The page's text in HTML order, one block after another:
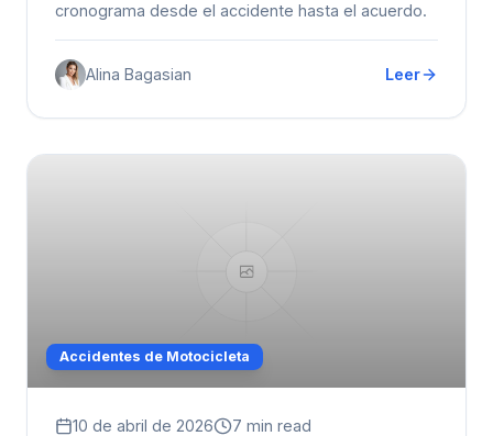
cronograma desde el accidente hasta el acuerdo.
Alina Bagasian Leer
Accidentes de Motocicleta
10 de abril de 2026 7 min read